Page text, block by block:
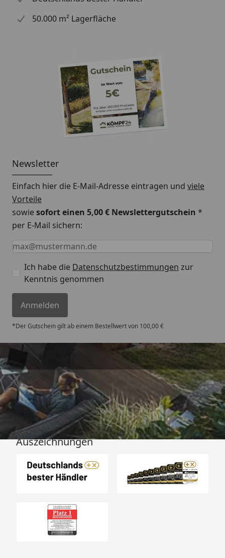
50.000 m² Lagerfläche
Newsletter
Einfach hier die E-Mail-Adresse eintragen und viele
Vorteile
sowiesofort einen 5,00 € Newslettergutschein *
per E-Mail sichern:
Keine Eingabe erforderlich
Eingabe erforderlich
E-Mail *
Ich habe die Datenschutzbestimmungen zur
Kenntnis genommen
Anmelden
*Der Gutschein gilt ab einem Bestellwert von 100,00 €
Versand
Auszeichnungen